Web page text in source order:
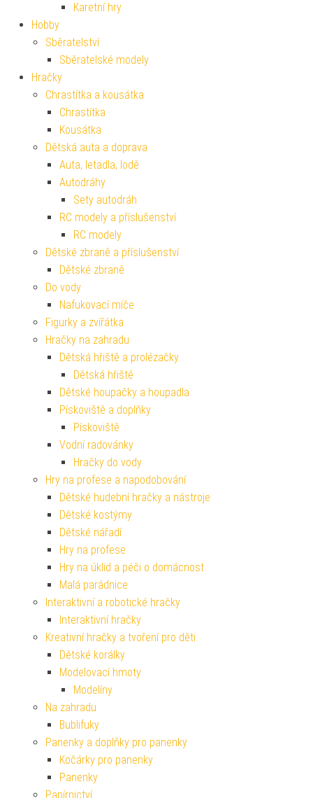
Karetní hry
Hobby
Sběratelství
Sběratelské modely
Hračky
Chrastítka a kousátka
Chrastítka
Kousátka
Dětská auta a doprava
Auta, letadla, lodě
Autodráhy
Sety autodráh
RC modely a příslušenství
RC modely
Dětské zbraně a příslušenství
Dětské zbraně
Do vody
Nafukovací míče
Figurky a zvířátka
Hračky na zahradu
Dětská hřiště a prolézačky
Dětská hřiště
Dětské houpačky a houpadla
Pískoviště a doplňky
Pískoviště
Vodní radovánky
Hračky do vody
Hry na profese a napodobování
Dětské hudební hračky a nástroje
Dětské kostýmy
Dětské nářadí
Hry na profese
Hry na úklid a péči o domácnost
Malá parádnice
Interaktivní a robotické hračky
Interaktivní hračky
Kreativní hračky a tvoření pro děti
Dětské korálky
Modelovací hmoty
Modelíny
Na zahradu
Bublifuky
Panenky a doplňky pro panenky
Kočárky pro panenky
Panenky
Papírnictví